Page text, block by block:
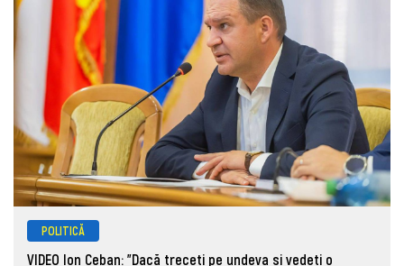
POLITICĂ
VIDEO Ion Ceban: "Dacă treceți pe undeva și vedeți o